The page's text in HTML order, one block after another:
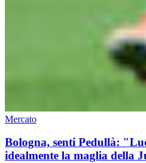
Mercato
Bologna, senti Pedullà:
idealmente la maglia della